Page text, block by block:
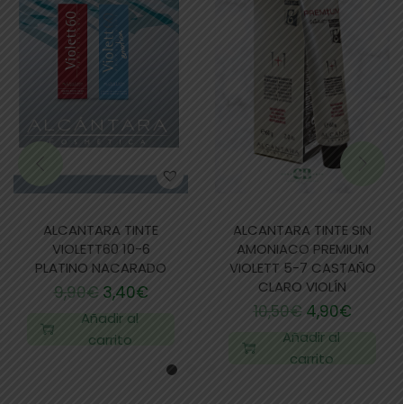
ALCANTARA TINTE
VIOLETT60 10-6
PLATINO NACARADO
9,90€ 3,40€
Añadir al
carrito
ALCANTARA TINTE SIN
AMONIACO PREMIUM
VIOLETT 5-7 CASTAÑO
CLARO VIOLÍN
10,50€ 4,90€
Añadir al
carrito